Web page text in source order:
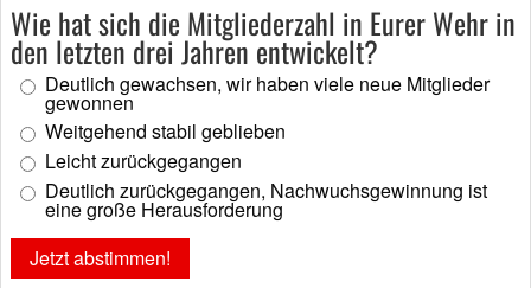
Wie hat sich die Mitgliederzahl in Eurer Wehr in
den letzten drei Jahren entwickelt?
Deutlich gewachsen, wir haben viele neue Mitglieder
gewonnen
Weitgehend stabil geblieben
Leicht zurückgegangen
Deutlich zurückgegangen, Nachwuchsgewinnung ist
eine große Herausforderung